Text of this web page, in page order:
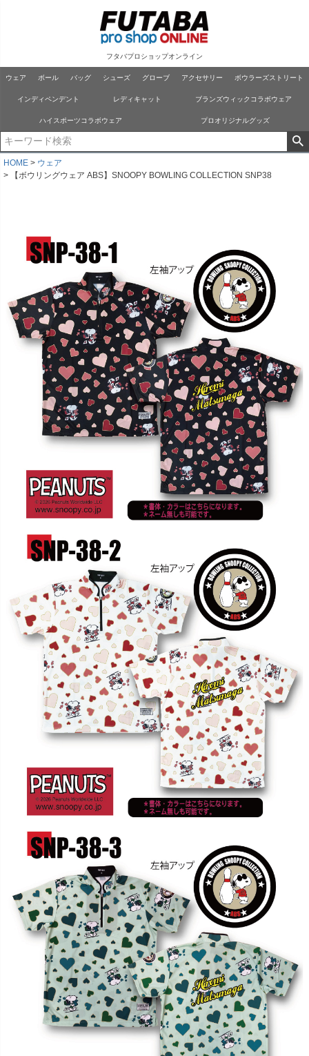
フタバプロショップオンライン
ウェア ボール バッグ シューズ グローブ アクセサリー ボウラーズストリート
インディペンデント レディキャット ブランズウィックコラボウェア
ハイスポーツコラボウェア プロオリジナルグッズ
HOME
ウェア
【ボウリングウェア ABS】SNOOPY BOWLING COLLECTION SNP38